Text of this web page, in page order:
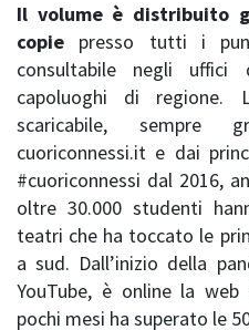
Il volume è distribuito
copie presso tutti i
consultabile negli uffici
capoluoghi di regione.
scaricabile, sempre
cuoriconnessi.it e dai
#cuoriconnessi dal 2016,
oltre 30.000 studenti
teatri che ha toccato le
a sud. Dall’inizio della
YouTube, è online la
pochi mesi ha superato le